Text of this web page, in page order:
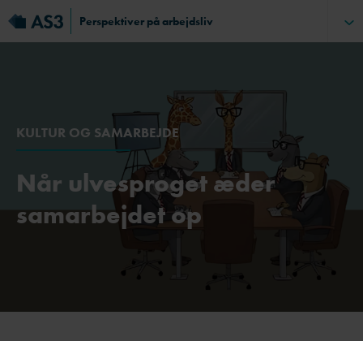
Perspektiver på arbejdsliv
KULTUR OG SAMARBEJDE
Når ulvesproget æder
samarbejdet op